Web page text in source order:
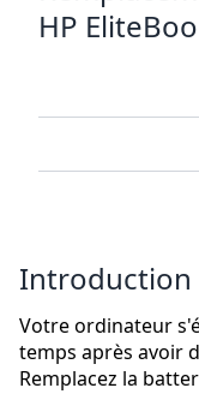
HP
Introduction
Votre ordinateur
temps après avoir
Remplacez la